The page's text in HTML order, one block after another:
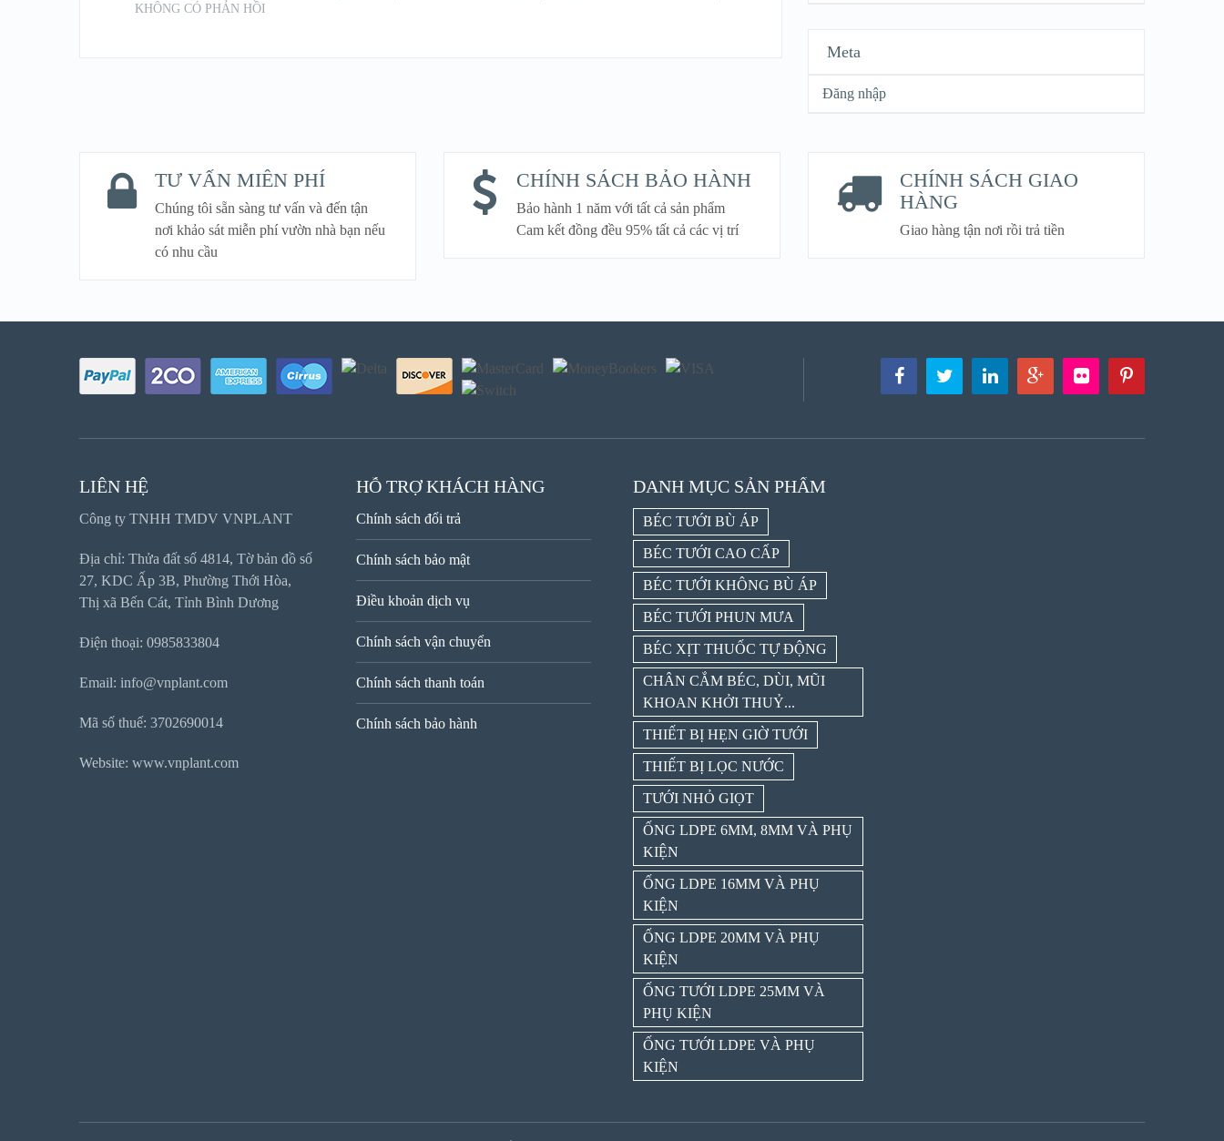
KHÔNG CÓ PHẢN HỒI
Meta
Đăng nhập
TƯ VẤN MIỄN PHÍ
Chúng tôi sẵn sàng tư vấn và đến tận
nơi khảo sát miễn phí vườn nhà bạn nếu
có nhu cầu
CHÍNH SÁCH BẢO HÀNH
Bảo hành 1 năm với tất cả sản phẩm
Cam kết đồng đều 95% tất cả các vị trí
CHÍNH SÁCH GIAO
HÀNG
Giao hàng tận nơi rồi trả tiền
LIÊN HỆ
Công ty TNHH TMDV VNPLANT
Địa chỉ: Thửa đất số 4814, Tờ bản đồ số
27, KDC Ấp 3B, Phường Thới Hòa,
Thị xã Bến Cát, Tỉnh Bình Dương
Điện thoại: 0985833804
Email: info@vnplant.com
Mã số thuế: 3702690014
Website: www.vnplant.com
HỖ TRỢ KHÁCH HÀNG
Chính sách đổi trả
Chính sách bảo mật
Điều khoản dịch vụ
Chính sách vận chuyển
Chính sách thanh toán
Chính sách bảo hành
DANH MỤC SẢN PHẨM
BÉC TƯỚI BÙ ÁP
BÉC TƯỚI CAO CẤP
BÉC TƯỚI KHÔNG BÙ ÁP
BÉC TƯỚI PHUN MƯA
BÉC XỊT THUỐC TỰ ĐỘNG
CHÂN CẮM BÉC, DÙI, MŨI
KHOAN KHỞI THUỶ...
THIẾT BỊ HẸN GIỜ TƯỚI
THIẾT BỊ LỌC NƯỚC
TƯỚI NHỎ GIỌT
ỐNG LDPE 6MM, 8MM VÀ PHỤ
KIỆN
ỐNG LDPE 16MM VÀ PHỤ
KIỆN
ỐNG LDPE 20MM VÀ PHỤ
KIỆN
ỐNG TƯỚI LDPE 25MM VÀ
PHỤ KIỆN
ỐNG TƯỚI LDPE VÀ PHỤ
KIỆN